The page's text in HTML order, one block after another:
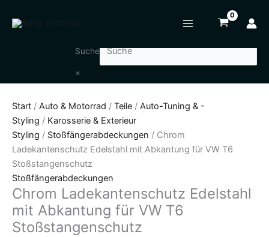
Inhalt
Suche
×
Start / Auto & Motorrad / Teile / Auto-Tuning & -
Styling / Karosserie & Exterieur
Styling / Stoßfängerabdeckungen / Chrom
Ladekantenschutz Edelstahl mit Abkantung für VW T6
Stoßstangenschutz
Stoßfängerabdeckungen
Chrom Ladekantenschutz Edelstahl
mit Abkantung für VW T6
Stoßstangenschutz
Ladekantenschutz
T6
Stoßstangenschutz
Menge